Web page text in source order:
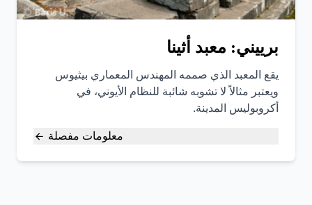
برييني: معبد أثينا
يقع المعبد الذي صممه المهندس المعماري بيثيوس
ويعتبر مثالاً لا تشوبه شائبة للنظام الأيوني، في
أكروبوليس المدينة.
معلومات مفصلة